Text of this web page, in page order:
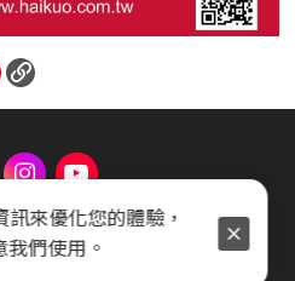
們 常見問題
會員服務條款
來優化您的體驗，
們使用。